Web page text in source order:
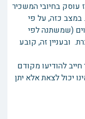
בחיובי המשכיר
במצב כזה, על פי
(שמשתנה לפי
ובעניין זה, קובע
להודיעו מקודם
יכול לצאת אלא יתן